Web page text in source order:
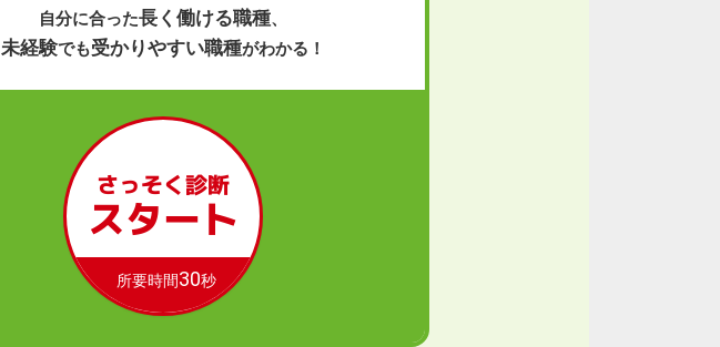
自分に合った長く働ける職種、
未経験でも受かりやすい職種がわかる！
さっそく診断
スタート
所要時間30秒